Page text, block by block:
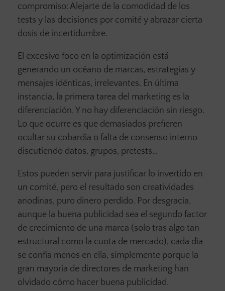
compromiso: Alejarte de la comodidad de los
tests y las decisiones por comité y abrazar cierta
dosis de incertidumbre.
El excesivo foco en la optimización está
generando un océano de marcas, estrategias y
mensajes idénticas, irrelevantes. En última
instancia, la primera tarea del marketing es la
diferenciación. Y no hay diferenciación sin riesgo.
Lo que ocurre es que demasiados prefieren
ocultar su cobardía o falta de consenso interno
discutiendo datos, grupos, pretests…
Estos pueden servir para justificar lo invertido en
un comité, pero el resultado son creatividades
anodinas, puro dinero perdido. Por desgracia,
aunque la buena publicidad sea el segundo factor
de crecimiento de una marca (solo tras algo tan
estructural como la cuota de mercado), cada día
se confía menos en ella, simplemente porque la
gran mayoría de directores de marketing han
olvidado cómo hacer buena publicidad.